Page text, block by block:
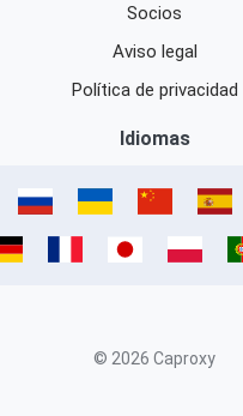
Socios
Aviso legal
Política de privacidad
Idiomas
© 2026 Caproxy